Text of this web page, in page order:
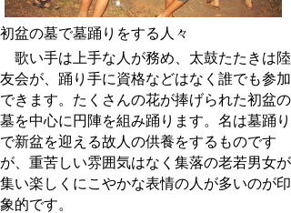
初盆の墓で墓踊りをする人々
歌い手は上手な人が務め、太鼓たたきは陸
友会が、踊り手に資格などはなく誰でも参加
できます。たくさんの花が捧げられた初盆の
墓を中心に円陣を組み踊ります。名は墓踊り
で新盆を迎える故人の供養をするものです
が、重苦しい雰囲気はなく集落の老若男女が
集い楽しくにこやかな表情の人が多いのが印
象的です。